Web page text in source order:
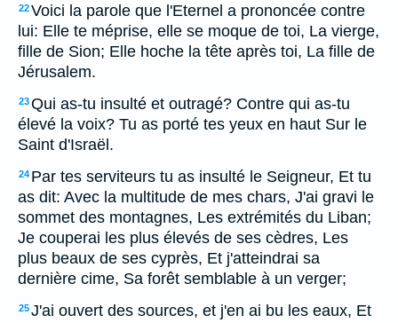
22Voici la parole que l'Eternel a prononcée contre
lui: Elle te méprise, elle se moque de toi, La vierge,
fille de Sion; Elle hoche la tête après toi, La fille de
Jérusalem.
23Qui as-tu insulté et outragé? Contre qui as-tu
élevé la voix? Tu as porté tes yeux en haut Sur le
Saint d'Israël.
24 Par tes serviteurs tu as insulté le Seigneur, Et tu
as dit: Avec la multitude de mes chars, J'ai gravi le
sommet des montagnes, Les extrémités du Liban;
Je couperai les plus élevés de ses cèdres, Les
plus beaux de ses cyprès, Et j'atteindrai sa
dernière cime, Sa forêt semblable à un verger;
25J'ai ouvert des sources, et j'en ai bu les eaux, Et